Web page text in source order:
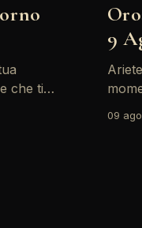
che ti
9
Ariete La posizione del Sole in Leone indica un
e
09